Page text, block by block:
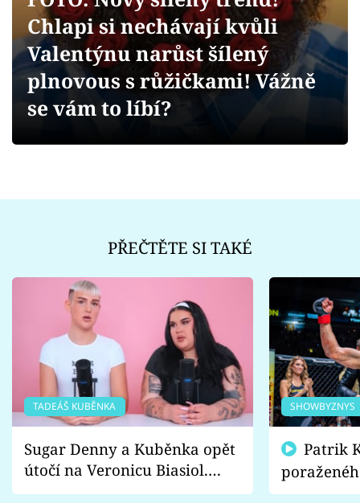
Videa
Sledujte prima+
Chlapi si nechávají kvůli
Valentýnu narůst šílený
plnovous s růžičkami! Vážně
se vám to líbí?
PŘEČTĚTE SI TAKÉ
TADEÁŠ KUBĚNKA
Sugar Denny a Kuběnka opět
útočí na Veronicu Biasiol.
Proč je podle nich falešná a
SHOWBYZNYS
fanoušci